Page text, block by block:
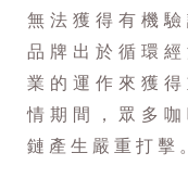
無法獲得有機
品牌出於循環
業的運作來獲
情期間，眾多
鏈產生嚴重打擊